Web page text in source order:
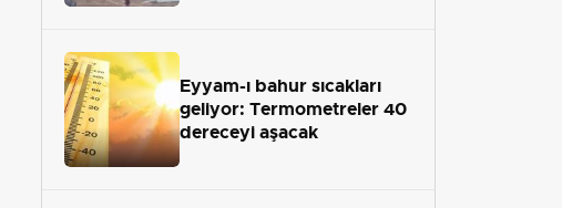
Eyyam-ı bahur sıcakları
geliyor: Termometreler 40
dereceyi aşacak